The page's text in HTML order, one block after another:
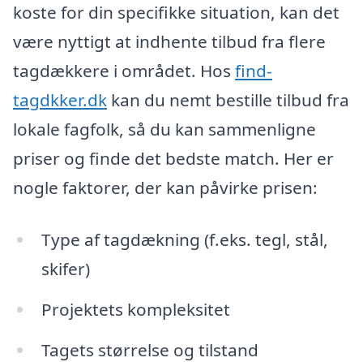
koste for din specifikke situation, kan det
være nyttigt at indhente tilbud fra flere
tagdækkere i området. Hos find-
tagdkker.dk kan du nemt bestille tilbud fra
lokale fagfolk, så du kan sammenligne
priser og finde det bedste match. Her er
nogle faktorer, der kan påvirke prisen:
Type af tagdækning (f.eks. tegl, stål,
skifer)
Projektets kompleksitet
Tagets størrelse og tilstand